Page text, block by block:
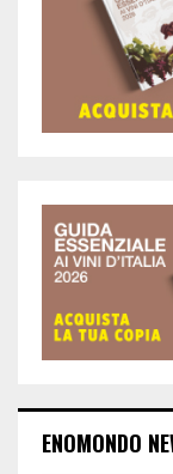
ENOMONDO